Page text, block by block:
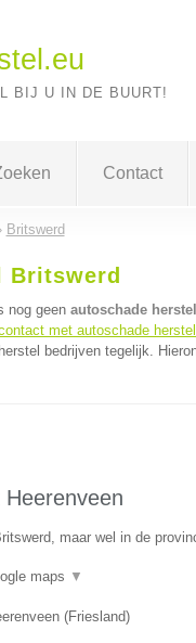
BIJ U IN DE BUURT!
Contact
Britswerd
Britswerd
nog geen autoschade
met autoschade
bedrijven tegelijk.
maar wel in de
maps ▼
(Friesland)